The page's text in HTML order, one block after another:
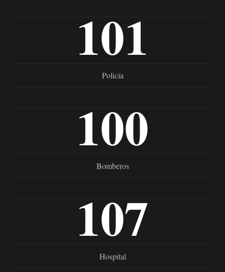
101
Policía
100
Bomberos
107
Hospital